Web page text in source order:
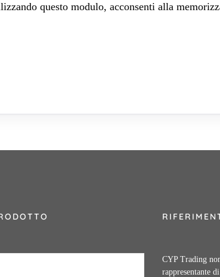
questo modulo, acconsenti alla
CYP Trading
rappresentante